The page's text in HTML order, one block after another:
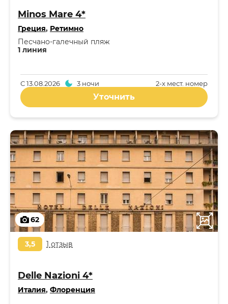
Minos Mare 4*
Греция, Ретимно
1 линия
Песчано-галечный пляж
2-x мест. номер
С13.08.2026 3 ночи
Уточнить
62
3,5 1 отзыв
Delle Nazioni 4*
Италия, Флоренция